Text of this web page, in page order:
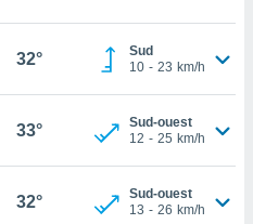
32°
Sud
10 - 23 km/h
33°
Sud-ouest
12 - 25 km/h
32°
Sud-ouest
13 - 26 km/h